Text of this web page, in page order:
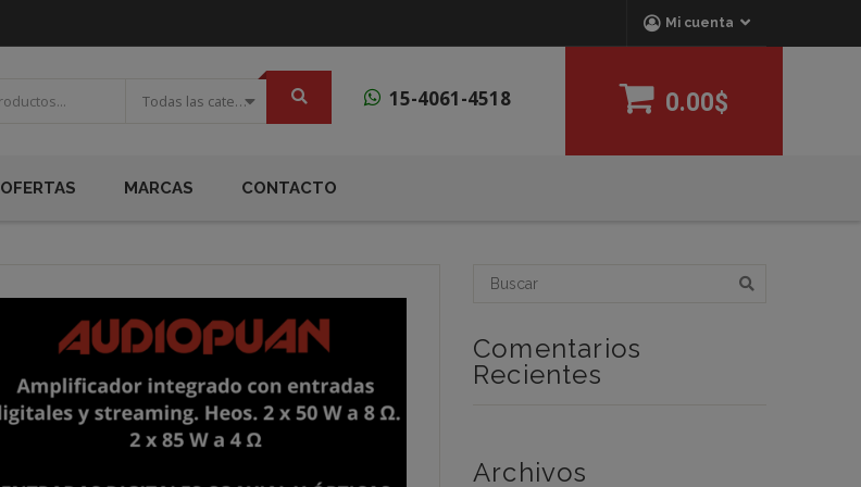
Mi cuenta
Todas las categorias 15-4061-4518 0.00$
OFERTAS MARCAS CONTACTO
Comentarios
Recientes
Archivos